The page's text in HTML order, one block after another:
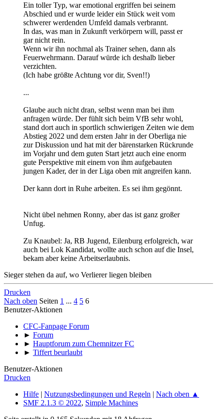
Ein toller Typ, war emotional ergriffen bei seinem
Abschied und er wurde leider ein Stück weit vom
schwerer werdenden Umfeld damals verbrannt.
In das, was man in Zukunft verkörpern will, passt er
gar nicht rein.
Wenn wir ihn nochmal als Trainer sehen, dann als
Feuerwehrmann. Darauf würde ich deshalb lieber
verzichten.
(Ich habe größte Achtung vor dir, Sven!!)
...
Glaube auch nicht dran, selbst wenn man bei ihm
anfragen würde. Der fühlt sich beim VfB sehr wohl,
stand dort auch in sportlich schwierigen Zeiten wie dem
Abstieg 2022 und dem ersten Jahr in der Oberliga nie
zur Diskussion und hat mit der bärenstarken Rückrunde
im Vorjahr und dem guten Start jetzt auch eine enorm
gute Perspektive mit einem von ihm aufgebauten
jungen Kader, der in der Liga oben mit angreifen kann.
Der kann dort in Ruhe arbeiten. Es sei ihm gegönnt.
Nicht übel nehmen Ronny, aber das ist ganz großer
Unfug.
Zu Knaubel: Ja, RB Jugend, Eilenburg erfolgreich, war
auch bei Lok Kandidat, wollte auch schon auf die Insel,
bekam aber keine Arbeitserlaubnis.
Sieger stehen da auf, wo Verlierer liegen bleiben
Drucken
Nach oben Seiten 1 ... 4 5 6
Benutzer-Aktionen
CFC-Fanpage Forum
► Forum
► Hauptforum zum Chemnitzer FC
► Tiffert beurlaubt
Benutzer-Aktionen
Drucken
Hilfe | Nutzungsbedingungen und Regeln | Nach oben ▲
SMF 2.1.3 © 2022, Simple Machines